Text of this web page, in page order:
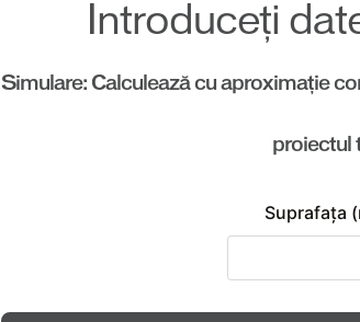
Introduceți
Simulare: Calculează cu aproximație
proiectul
Suprafaţa